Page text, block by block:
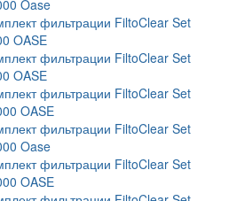
Oase
фильтрации FiltoClear Set
OASE
фильтрации FiltoClear Set
OASE
фильтрации FiltoClear Set
OASE
фильтрации FiltoClear Set
Oase
фильтрации FiltoClear Set
OASE